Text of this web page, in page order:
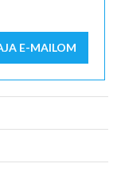
E-MAILOM